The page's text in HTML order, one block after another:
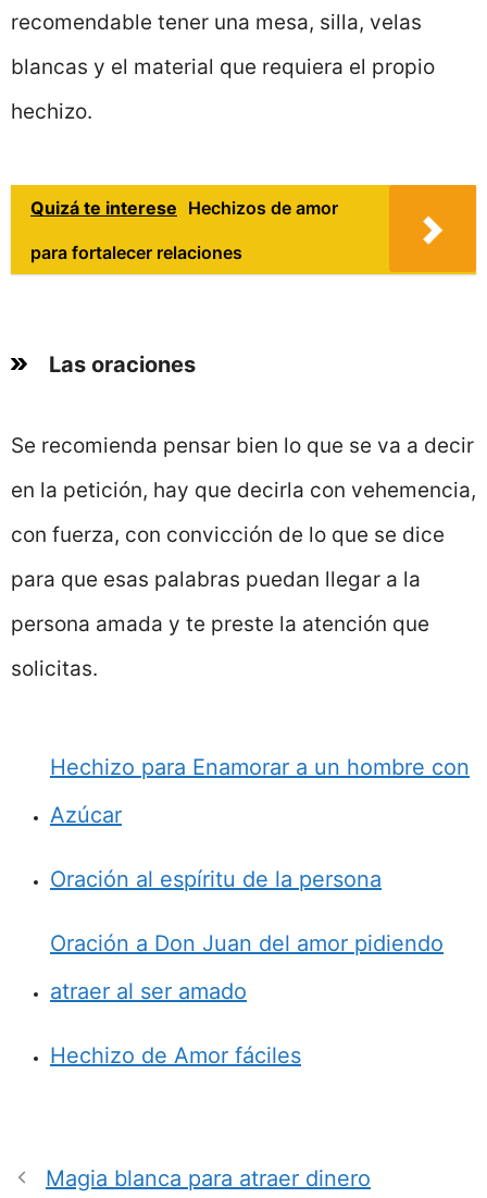
recomendable tener una mesa, silla, velas
blancas y el material que requiera el propio
hechizo.
Quizá te interese Hechizos de amor
para fortalecer relaciones
Las oraciones
Se recomienda pensar bien lo que se va a decir
en la petición, hay que decirla con vehemencia,
con fuerza, con convicción de lo que se dice
para que esas palabras puedan llegar a la
persona amada y te preste la atención que
solicitas.
Hechizo para Enamorar a un hombre con
Azúcar
Oración al espíritu de la persona
Oración a Don Juan del amor pidiendo
atraer al ser amado
Hechizo de Amor fáciles
Magia blanca para atraer dinero